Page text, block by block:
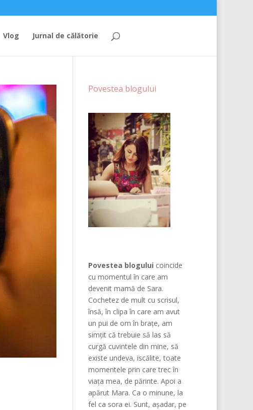
Vlog Jurnal de călătorie
Povestea blogului
Povestea blogului coincide
cu momentul în care am
devenit mamă de Sara.
Cochetez de mult cu scrisul,
însă, în clipa în care am avut
un pui de om în brațe, am
simțit că trebuie să las să
curgă cuvintele din mine, să
existe undeva, iscălite, toate
momentele prin care trec în
viața mea, de părinte. Apoi a
apărut Mara. Ca o minune, la
fel ca sora ei. Sunt, așadar, pe